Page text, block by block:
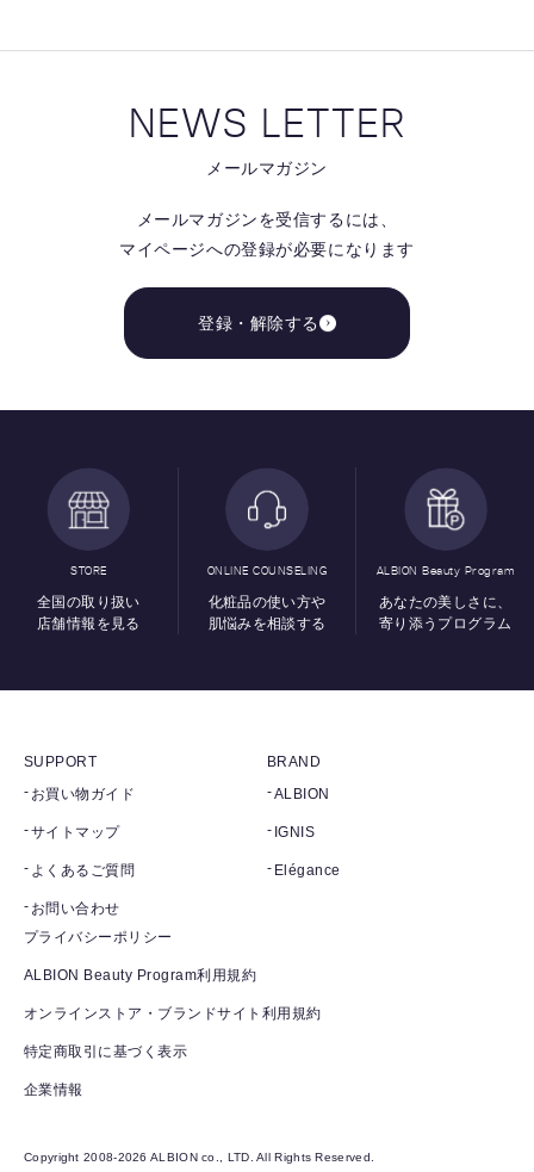
NEWS LETTER
メールマガジン
メールマガジンを受信するには、
マイページへの登録が必要になります
登録・解除する
STORE
全国の取り扱い
店舗情報を見る
ONLINE COUNSELING
化粧品の使い方や
肌悩みを相談する
ALBION Beauty Program
あなたの美しさに、
寄り添うプログラム
SUPPORT
お買い物ガイド
サイトマップ
よくあるご質問
お問い合わせ
BRAND
ALBION
IGNIS
Elégance
プライバシーポリシー
ALBION Beauty Program利用規約
オンラインストア・ブランドサイト利用規約
特定商取引に基づく表示
企業情報
Copyright 2008-2026 ALBION co., LTD. All Rights Reserved.